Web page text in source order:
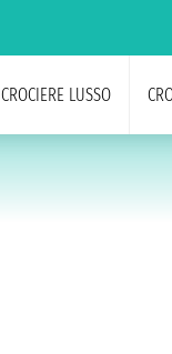
CROCIERE LUSSO